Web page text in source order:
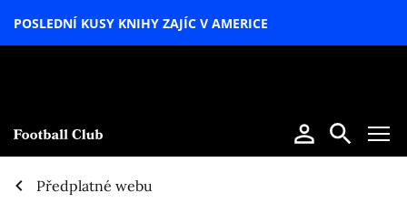
POSLEDNÍ KUSY KNIHY ZAJÍC V AMERICE
Předplatné webu